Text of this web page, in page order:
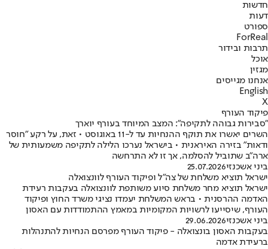
חדשות
דעות
ספורט
ForReal
תרבות ובידור
אוכל
מגזין
אנחנו מגייסים
English
X
פיקוד העורף
"סבירות גבוהה לתקיפה": המצב המיוחד בעורף יוארך
השרים יאשרו את תוקף ההנחיות עד ל-11 באוגוסט • זאת, על רקע "חוסר
ודאות" בזירה האיראנית • בישראל נערכו הלילה לתקיפה משמעותית של
ארה"ב שתוביל להסלמה, אך זו לא התרחשה
ביני אשכנזי25.07.2026
ישראל תוציא משלחת של צה"ל ופיקוד העורף לוונצואלה
ישראל תוציא מחר משלחת סיוע משותפת לוונצואלה בעקבות רעידת
האדמה ההרסנית • בראש המשלחת יעמדו נציגי משרד החוץ ופיקוד
העורף, שיסייעו לרשויות המקומיות במאמץ ההתמודדות עם האסון
ביני אשכנזי29.06.2026
בעקבות האסון בונצואלה - פיקוד העורף מפרסם הנחיות להתנהלות
ברעידת אדמה